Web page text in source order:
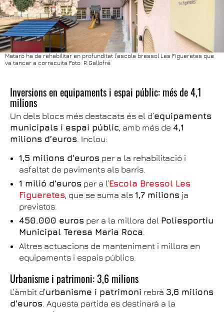
Mataró ha de rehabilitar en profunditat l’escola bressol Les Figueretes que
va tancar a correcuita Foto: R.Gallofré
Inversions en equipaments i espai públic: més de 4,1
milions
Un dels blocs més destacats és el d’equipaments
municipals i espai públic , amb més de 4,1
milions d’euros . Inclou:
1,5 milions d’euros per a la rehabilitació i
asfaltat de paviments als barris.
1 milió d’euros per a l’Escola Bressol Les
Figueretes , que se suma als 1,7 milions ja
previstos.
450.000 euros per a la millora del Poliesportiu
Municipal Teresa Maria Roca
Altres actuacions de manteniment i millora en
equipaments i espais públics.
Urbanisme i patrimoni: 3,6 milions
L’àmbit d’urbanisme i patrimoni rebrà 3,6 milions
d’euros . Aquesta partida es destinarà a la